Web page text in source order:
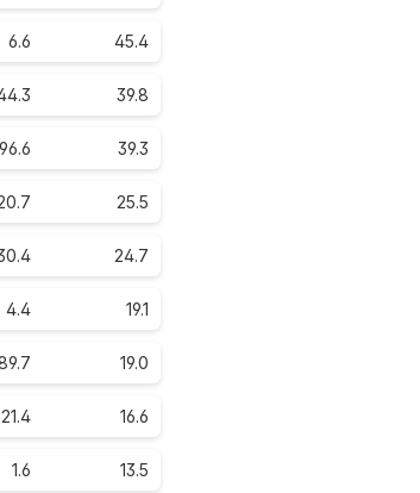
6.6 45.4
39.8
96.6 39.3
25.5
24.7
4.4 19.1
19.0
21.4 16.6
1.6 13.5